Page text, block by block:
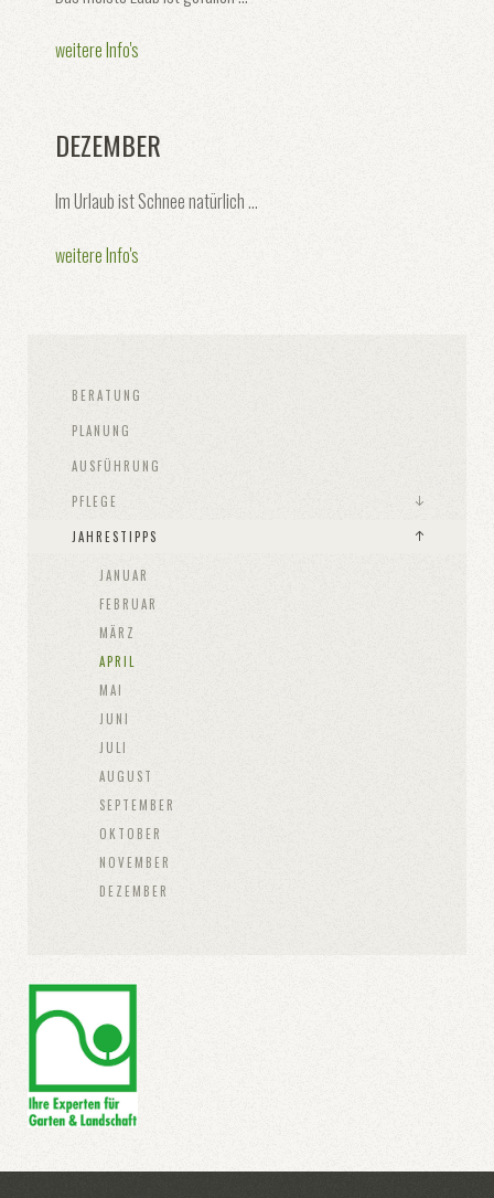
weitere Info's
DEZEMBER
Im Urlaub ist Schnee natürlich ...
weitere Info's
BERATUNG
PLANUNG
AUSFÜHRUNG
PFLEGE
JAHRESTIPPS
JANUAR
FEBRUAR
MÄRZ
APRIL
MAI
JUNI
JULI
AUGUST
SEPTEMBER
OKTOBER
NOVEMBER
DEZEMBER